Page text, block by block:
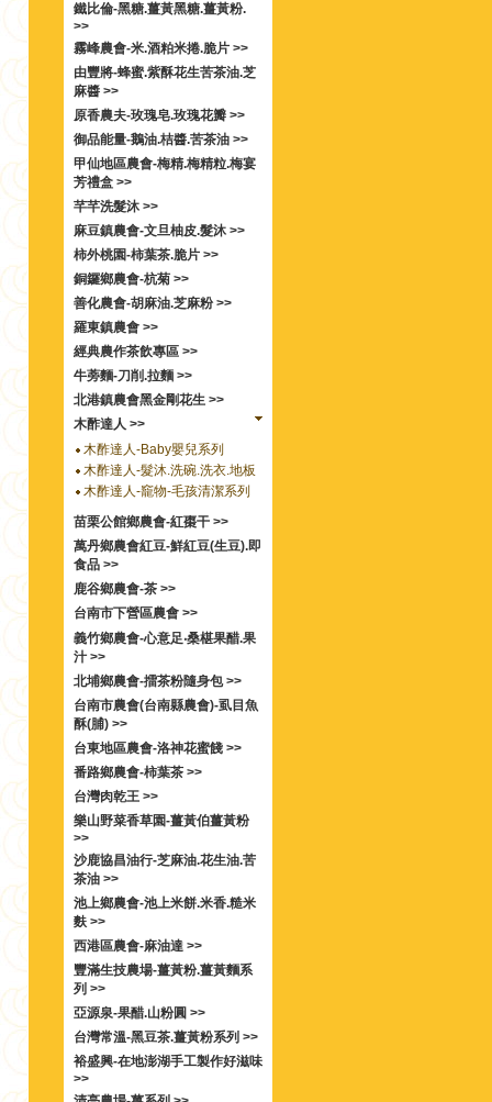
鐵比倫-黑糖.薑黃黑糖.薑黃粉.
>>
霧峰農會-米.酒粕米捲.脆片 >>
由豐將-蜂蜜.紫酥花生苦茶油.芝
麻醬 >>
原香農夫-玫瑰皂.玫瑰花瓣 >>
御品能量-鵝油.桔醬.苦茶油 >>
甲仙地區農會-梅精.梅精粒.梅宴
芳禮盒 >>
芊芊洗髮沐 >>
麻豆鎮農會-文旦柚皮.髮沐 >>
柿外桃園-柿葉茶.脆片 >>
銅鑼鄉農會-杭菊 >>
善化農會-胡麻油.芝麻粉 >>
羅東鎮農會 >>
經典農作茶飲專區 >>
牛蒡麵-刀削.拉麵 >>
北港鎮農會黑金剛花生 >>
木酢達人 >>
木酢達人-Baby嬰兒系列
木酢達人-髮沐.洗碗.洗衣.地板
木酢達人-竉物-毛孩清潔系列
苗栗公館鄉農會-紅棗干 >>
萬丹鄉農會紅豆-鮮紅豆(生豆).即
食品 >>
鹿谷鄉農會-茶 >>
台南市下營區農會 >>
義竹鄉農會-心意足‧桑椹果醋.果
汁 >>
北埔鄉農會-擂茶粉隨身包 >>
台南市農會(台南縣農會)-虱目魚
酥(脯) >>
台東地區農會-洛神花蜜餞 >>
番路鄉農會-柿葉茶 >>
台灣肉乾王 >>
樂山野菜香草園-薑黃伯薑黃粉
>>
沙鹿協昌油行-芝麻油.花生油.苦
茶油 >>
池上鄉農會-池上米餅.米香.糙米
麩 >>
西港區農會-麻油達 >>
豐滿生技農場-薑黃粉.薑黃麵系
列 >>
亞源泉-果醋.山粉圓 >>
台灣常溫-黑豆茶.薑黃粉系列 >>
裕盛興-在地澎湖手工製作好滋味
>>